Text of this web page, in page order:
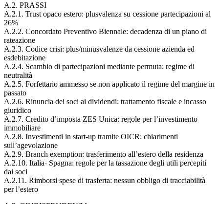
A.2. PRASSI
A.2.1. Trust opaco estero: plusvalenza su cessione partecipazioni al
26%
A.2.2. Concordato Preventivo Biennale: decadenza di un piano di
rateazione
A.2.3. Codice crisi: plus/minusvalenze da cessione azienda ed
esdebitazione
A.2.4. Scambio di partecipazioni mediante permuta: regime di
neutralità
A.2.5. Forfettario ammesso se non applicato il regime del margine in
passato
A.2.6. Rinuncia dei soci ai dividendi: trattamento fiscale e incasso
giuridico
A.2.7. Credito d’imposta ZES Unica: regole per l’investimento
immobiliare
A.2.8. Investimenti in start-up tramite OICR: chiarimenti
sull’agevolazione
A.2.9. Branch exemption: trasferimento all’estero della residenza
A.2.10. Italia- Spagna: regole per la tassazione degli utili percepiti
dai soci
A.2.11. Rimborsi spese di trasferta: nessun obbligo di tracciabilità
per l’estero